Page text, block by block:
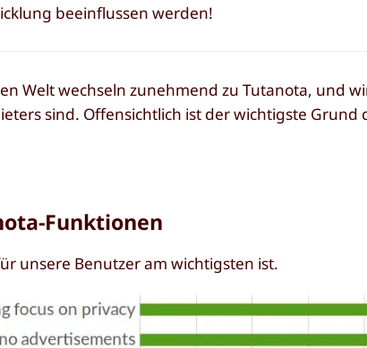
beeinflussen werden!
Welt wechseln zunehmend zu Tutanota, und
sind. Offensichtlich ist der wichtigste Grund
Funktionen
unsere Benutzer am wichtigsten ist.